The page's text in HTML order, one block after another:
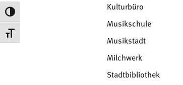
Umschalten auf hohe Kontraste
Schrift vergrößern
Kulturbüro
Musikschule
Musikstadt
Milchwerk
Stadtbibliothek